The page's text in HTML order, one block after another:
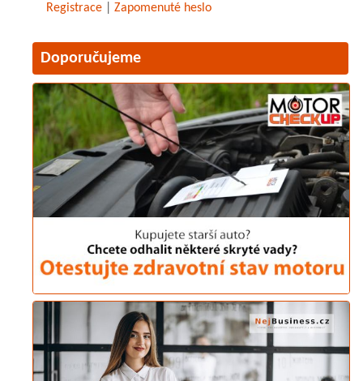
Registrace Zapomenuté heslo
Doporučujeme